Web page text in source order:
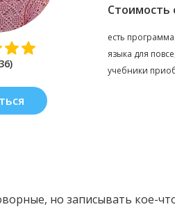
Стоимость
есть
языка для
учебники
но записывать кое-